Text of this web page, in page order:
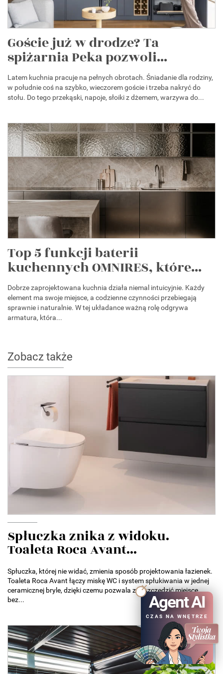
Goście już w drodze? Ta
spiżarnia Peka pozwoli...
Latem kuchnia pracuje na pełnych obrotach. Śniadanie dla rodziny,
w południe coś na szybko, wieczorem goście i trzeba nakryć do
stołu. Do tego przekąski, napoje, słoiki z dżemem, warzywa do...
Top 5 funkcji baterii
kuchennych OMNIRES, które...
Dobrze zaprojektowana kuchnia działa niemal intuicyjnie. Każdy
element ma swoje miejsce, a codzienne czynności przebiegają
sprawnie i naturalnie. W tej układance ważną rolę odgrywa
armatura, która...
Zobacz także
Spłuczka znika z widoku.
Toaleta Roca Avant...
Spłuczka, której nie widać, zmienia sposób projektowania łazienek.
Toaleta Roca Avant łączy miskę WC i system spłukiwania w jednej
ceramicznej bryle, dzięki czemu pozwala zaoszczędzić miejsce
bez...
Agent AI
CZAS NA WNĘTRZE